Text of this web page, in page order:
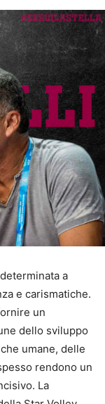
a
e carismatiche.
un
dello sviluppo
umane, delle
rendono un
La